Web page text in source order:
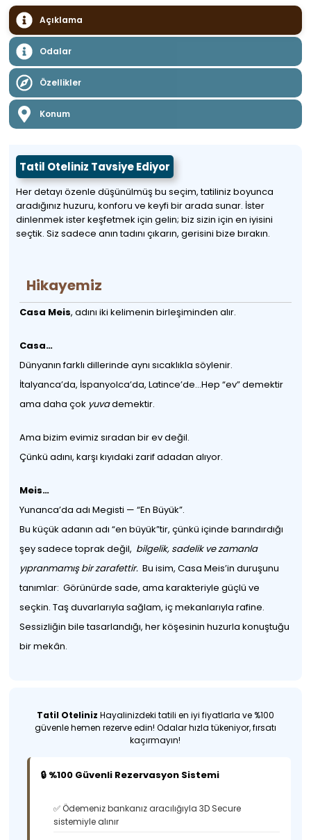
Açıklama
Odalar
Özellikler
Konum
Tatil Oteliniz Tavsiye Ediyor
Her detayı özenle düşünülmüş bu seçim, tatiliniz boyunca
aradığınız huzuru, konforu ve keyfi bir arada sunar. İster
dinlenmek ister keşfetmek için gelin; biz sizin için en iyisini
seçtik. Siz sadece anın tadını çıkarın, gerisini bize bırakın.
Hikayemiz
Casa Meis, adını iki kelimenin birleşiminden alır.
Casa…
Dünyanın farklı dillerinde aynı sıcaklıkla söylenir.
İtalyanca’da, İspanyolca’da, Latince’de…Hep “ev” demektir
ama daha çok yuvademektir.
Ama bizim evimiz sıradan bir ev değil.
Çünkü adını, karşı kıyıdaki zarif adadan alıyor.
Meis…
Yunanca’da adı Megisti — “En Büyük”.
Bu küçük adanın adı “en büyük”tir, çünkü içinde barındırdığı
şey sadece toprak değil, bilgelik, sadelik ve zamanla
yıpranmamış bir zarafettir. Bu isim, Casa Meis’in duruşunu
tanımlar: Görünürde sade, ama karakteriyle güçlü ve
seçkin. Taş duvarlarıyla sağlam, iç mekanlarıyla rafine.
Sessizliğin bile tasarlandığı, her köşesinin huzurla konuştuğu
bir mekân.
Tatil Oteliniz Hayalinizdeki tatili en iyi fiyatlarla ve %100
güvenle hemen rezerve edin! Odalar hızla tükeniyor, fırsatı
kaçırmayın!
🔒 %100 Güvenli Rezervasyon Sistemi
✅ Ödemeniz bankanız aracılığıyla 3D Secure
sistemiyle alınır